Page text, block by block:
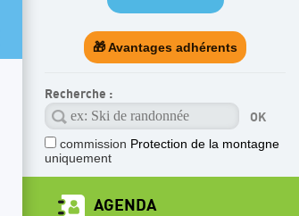
🎁 Avantages adhérents
Recherche :
commission Protection de la montagne
uniquement
AGENDA